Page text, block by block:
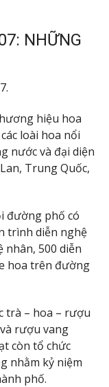
NHỮNG
hiệu hoa
loài hoa nổi
nước và đại diện
Trung Quốc,
đường phố có
trình diễn nghệ
nhân, 500 diễn
hoa trên đường
trà – hoa – rượu
rượu vang
còn tổ chức
nhằm kỷ niệm
phố.